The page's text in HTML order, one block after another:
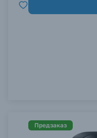
Предзаказ